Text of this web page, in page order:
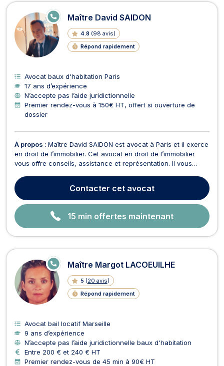
Maître David SAIDON
4.8 (98 avis)
Répond rapidement
E
N
LI
G
N
E
Avocat baux d'habitation Paris
17 ans d’expérience
N’accepte pas l’aide juridictionnelle
Premier rendez-vous à 150€ HT, offert si ouverture de
dossier
À propos : Maître David SAIDON est avocat à Paris et il exerce
en droit de l’immobilier. Cet avocat en droit de l’immobilier
vous offre conseils, assistance et représentation. Il vous
des décisions judiciaires. Maître David SAIDON prend
notamment en charge les litiges relatif...
Contacter cet avocat
15 min offertes maintenant
Maître Margot LACOEUILHE
5 (20 avis)
Répond rapidement
E
N
LI
G
N
E
Avocat bail locatif Marseille
9 ans d’expérience
N’accepte pas l’aide juridictionnelle baux d'habitation
Entre 200 € et 240 € HT
Premier rendez-vous de 45 min à 90€ HT